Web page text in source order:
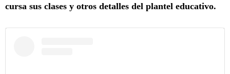
cursa sus clases y otros detalles del plantel educativo.